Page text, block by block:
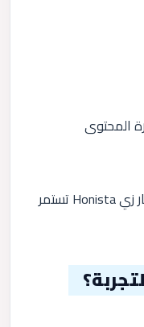
المحتوى
وده بيخلي التطبيقات اللي بتقدم أفكار زي Honista تستمر